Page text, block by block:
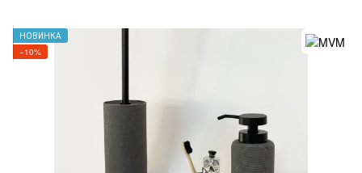
НОВИНКА
−10%